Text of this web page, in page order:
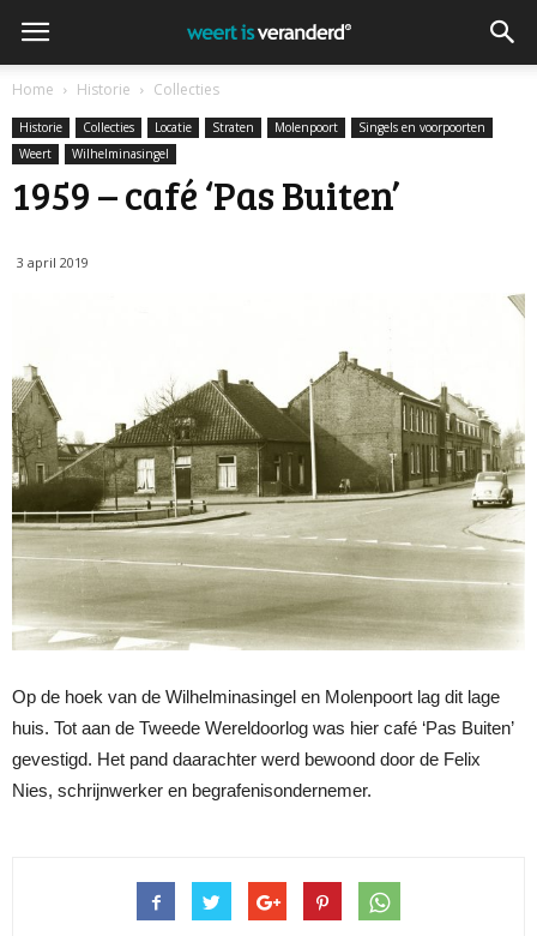
Home Historie Collecties
Historie Collecties Locatie Straten Molenpoort
Singels en voorpoorten
Weert
Wilhelminasingel
1959 – café ‘Pas Buiten’
3 april 2019
Op de hoek van de Wilhelminasingel en Molenpoort lag dit lage
huis. Tot aan de Tweede Wereldoorlog was hier café ‘Pas Buiten’
gevestigd. Het pand daarachter werd bewoond door de Felix
Nies, schrijnwerker en begrafenisondernemer.